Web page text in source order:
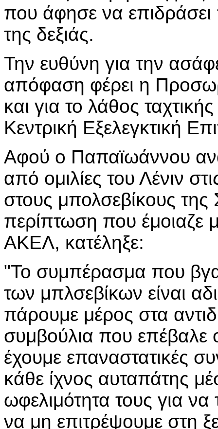
που άφησε να
της δεξιάς.
Την ευθύνη για την
απόφαση φέρει η
και για το λάθος
Κεντρική Εξελεγκτική
Αφού ο Παπαϊωάννου
από ομιλίες του Λένιν
στους μπολσεβίκους της
περίπτωση που έμοιαζε
ΑΚΕΛ, κατέληξε:
"Το συμπέρασμα που
των μπλσεβίκων είναι
πάρουμε μέρος στα
συμβούλια που επέβαλε
έχουμε επαναστατικές
κάθε ίχνος αυταπάτης
ωφελιμότητα τους για
να μη επιτρέψουμε στη